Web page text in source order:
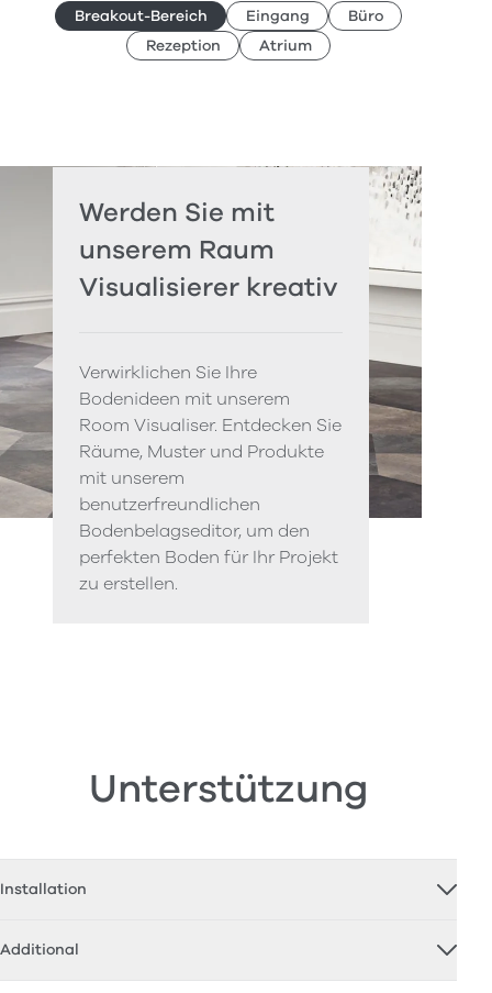
Breakout-Bereich Eingang
Büro
Rezeption
Atrium
Werden Sie mit
unserem Raum
Visualisierer kreativ
Verwirklichen Sie Ihre
Bodenideen mit unserem
Room Visualiser. Entdecken Sie
Räume, Muster und Produkte
mit unserem
benutzerfreundlichen
Bodenbelagseditor, um den
perfekten Boden für Ihr Projekt
zu erstellen.
Unterstützung
Installation
Additional